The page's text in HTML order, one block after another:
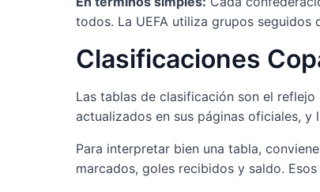
todos. La UEFA utiliza grupos
Clasificaciones
Las tablas de clasificación son el
actualizados en sus páginas oficiales, y
Para interpretar bien una tabla,
marcados, goles recibidos y saldo.